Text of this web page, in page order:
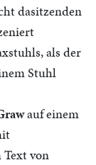
dasitzenden
als der
Stuhl
auf einem
Text von